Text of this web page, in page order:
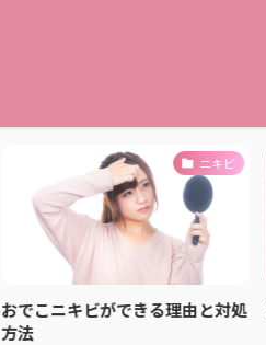
ニキビ
おでこニキビができる理由と対処
方法